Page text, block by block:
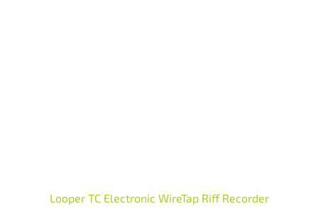
Looper TC Electronic WireTap Riff Recorder